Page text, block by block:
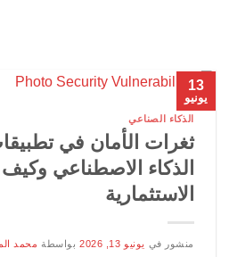
13
يونيو
الذكاء الصناعي
ثغرات الأمان في
الذكاء الاصطناعي
الاستثمارية
منشور في يونيو 13, 2026 بواسطة محمد